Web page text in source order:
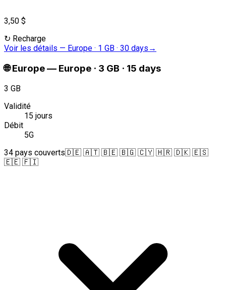
3,50 $
↻ Recharge
Voir les détails — Europe · 1 GB · 30 days →
🌐 Europe— Europe · 3 GB · 15 days
3 GB
Validité
15 jours
Débit
5G
34 pays couverts🇩🇪 🇦🇹 🇧🇪 🇧🇬 🇨🇾 🇭🇷 🇩🇰 🇪🇸
🇪🇪 🇫🇮